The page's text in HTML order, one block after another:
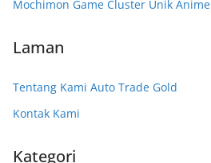
Mochimon Game Cluster Unik Anime
Laman
Tentang Kami Auto Trade Gold
Kontak Kami
Kategori